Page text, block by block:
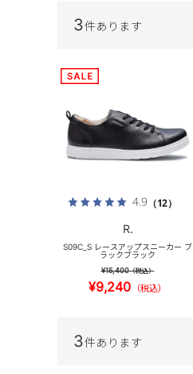
3件あります
4.9 （12）
R.
S09C_S レースアップスニーカー ブ
ラックブラック
¥15,400（税込）
¥9,240 （税込）
3件あります